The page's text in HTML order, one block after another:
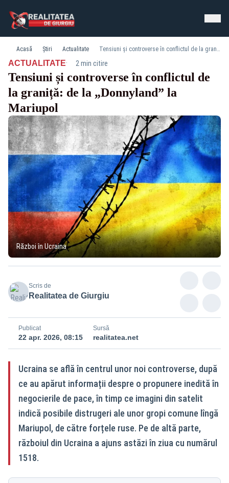
Acasă Știri Actualitate Tensiuni și controverse în conflictul de la graniță: de la „Donnyland” la Mariupol
ACTUALITATE· 2 min citire
Tensiuni și controverse în conflictul de
la graniță: de la „Donnyland” la
Mariupol
Război în Ucraina
Scris de
Realitatea de Giurgiu
Publicat
22 apr. 2026, 08:15
Sursă
realitatea.net
Ucraina se află în centrul unor noi controverse, după
ce au apărut informații despre o propunere inedită în
negocierile de pace, în timp ce imagini din satelit
indică posibile distrugeri ale unor gropi comune lîngă
Mariupol, de către forțele ruse. Pe de altă parte,
războiul din Ucraina a ajuns astăzi în ziua cu numărul
1518.